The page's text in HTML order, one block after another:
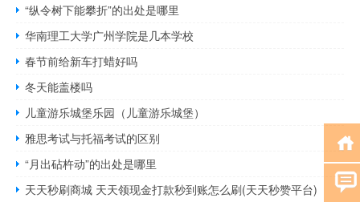
“纵令树下能攀折”的出处是哪里
华南理工大学广州学院是几本学校
春节前给新车打蜡好吗
冬天能盖楼吗
儿童游乐城堡乐园（儿童游乐城堡）
雅思考试与托福考试的区别
“月出砧杵动”的出处是哪里
天天秒刷商城 天天领现金打款秒到账怎么刷(天天秒赞平台)